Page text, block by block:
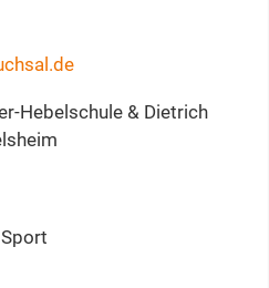
Hebelschule & Dietrich